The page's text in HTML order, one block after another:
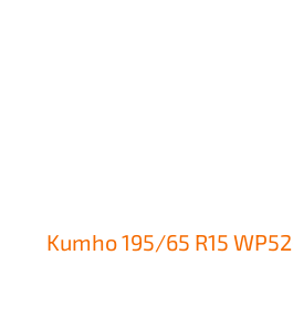
Kumho 195/65 R15